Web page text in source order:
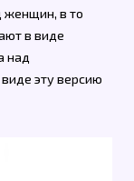
женщин, в то
в виде
над
эту версию